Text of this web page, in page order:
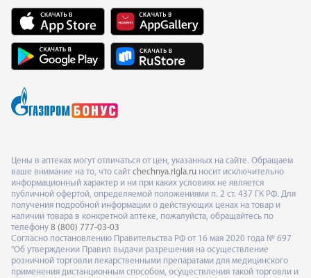
Цены в аптеках могут отличаться от цен, указанных на сайте. Обращаем
ваше внимание на то, что сайт chechnya.rigla.ru носит исключительно
информационный характер и ни при каких условиях не является
публичной офертой, определяемой положениями п. 2 ст. 437 ГК РФ. Для
получения подробной информации о действующих ценах на товар и
наличии товара в конкретной аптеке, пожалуйста, обращайтесь по
телефону 8 (800) 777-03-03
Согласно постановлению Правительства РФ от 16 мая 2020 года № 697
"Об утверждении Правил выдачи разрешения на осуществление
розничной торговли лекарственными препаратами для медицинского
применения дистанционным способом, осуществления такой торговли и